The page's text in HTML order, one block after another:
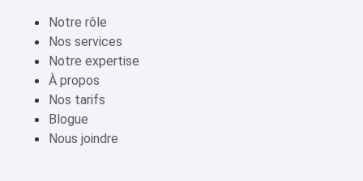
Notre rôle
Nos services
Notre expertise
À propos
Nos tarifs
Blogue
Nous joindre